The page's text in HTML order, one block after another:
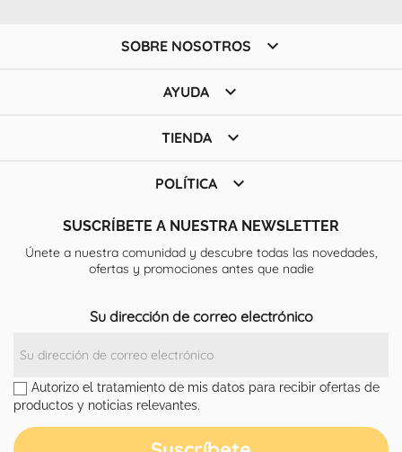
SOBRE NOSOTROS 
AYUDA 
TIENDA 
POLÍTICA 
SUSCRÍBETE A NUESTRA NEWSLETTER
Únete a nuestra comunidad y descubre todas las novedades,
ofertas y promociones antes que nadie
Su dirección de correo electrónico
Autorizo el tratamiento de mis datos para recibir ofertas de
productos y noticias relevantes.